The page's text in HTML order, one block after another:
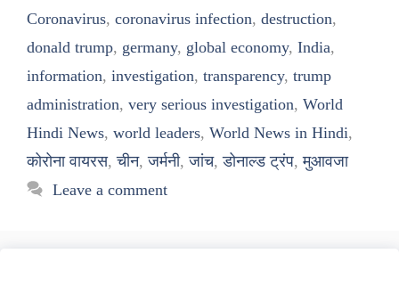
Coronavirus, coronavirus infection, destruction,
donald trump, germany, global economy, India,
information, investigation, transparency, trump
administration, very serious investigation, World
Hindi News, world leaders, World News in Hindi,
कोरोना वायरस,चीन,जर्मनी,जांच,डोनाल्ड ट्रंप,मुआवजा
Leave a comment